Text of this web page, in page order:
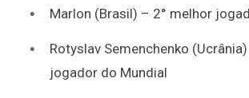
Marlon (Brasil) – 2° melhor
Rotyslav Semenchenko
jogador do Mundial